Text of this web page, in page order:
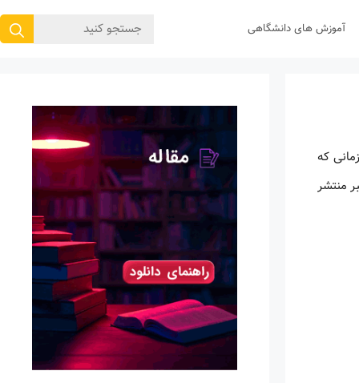
آموزش های دانشگاهی
جستجوی
که
منتشر